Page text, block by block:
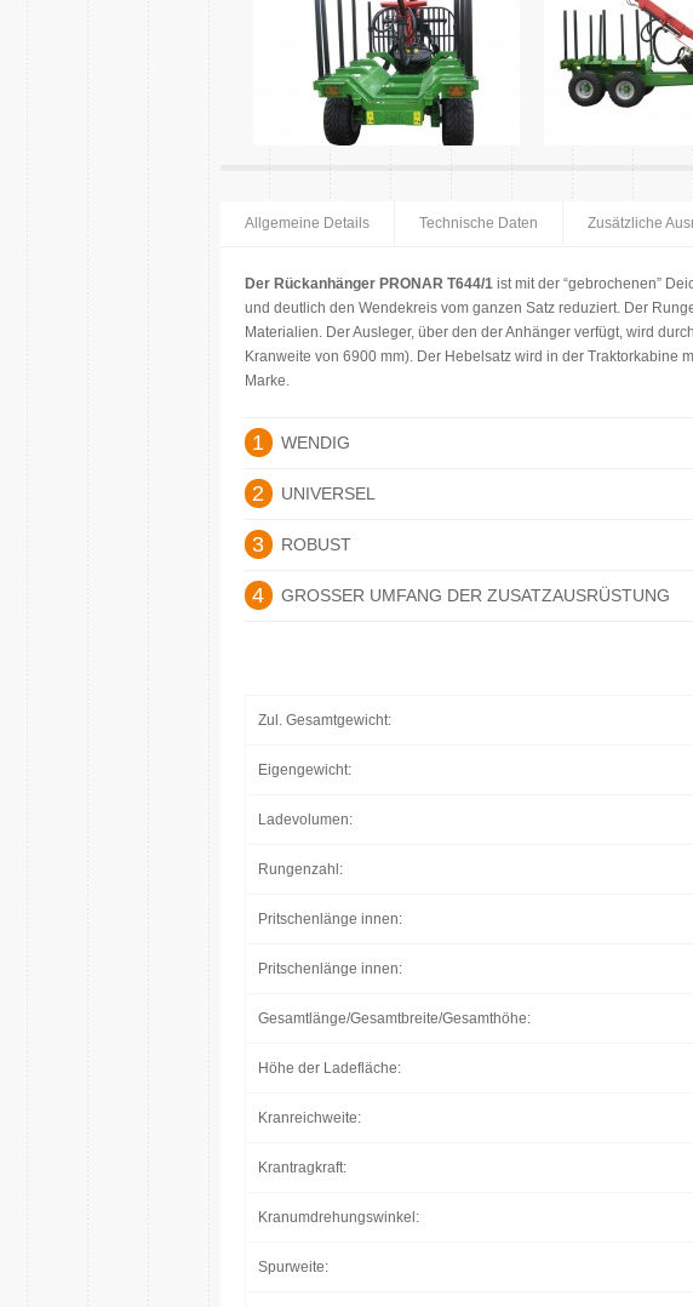
Allgemeine Details Technische Daten Zusätzliche
Der Rückanhänger PRONAR T644/1 ist mit der “gebrochenen”
und deutlich den Wendekreis vom ganzen Satz reduziert. Der
Materialien. Der Ausleger, über den der Anhänger verfügt, wird
Kranweite von 6900 mm). Der Hebelsatz wird in der
Marke.
1 WENDIG
2 UNIVERSEL
3 ROBUST
4 GROSSER UMFANG DER ZUSATZAUSRÜSTUNG
Zul. Gesamtgewicht:
Eigengewicht:
Ladevolumen:
Rungenzahl:
Pritschenlänge innen:
Pritschenlänge innen:
Gesamtlänge/Gesamtbreite/Gesamthöhe:
Höhe der Ladefläche:
Kranreichweite:
Krantragkraft:
Kranumdrehungswinkel:
Spurweite: